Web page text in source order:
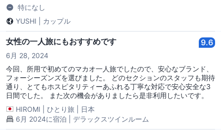
特になし
YUSHI
カップル
女性の一人旅にもおすすめです 9.6
6月 28, 2024
今回、所用で初めてのマカオ一人旅でしたので、安心なブランド、
フォーシーズンズを選びました。 どのセクションのスタッフも期待
通り、とてもホスピタリティーあふれる丁寧な対応で安心安全な3
日間でした。 また次の機会がありましたら是非利用したいです。
HIROMI
ひとり旅
日本
6月 2024に宿泊 | デラックスツインルーム